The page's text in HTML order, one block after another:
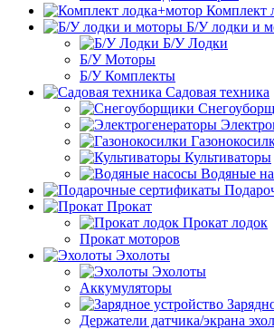
Комплект
Б/У лодки и
Б/У Лодки
Б/У Моторы
Б/У Комплекты
Садовая техника
Культиваторы
Водяные
Прокат
Прокат лодок
Прокат моторов
Эхолоты
Эхолоты
Аккумуляторы
Держатели датчика/экрана